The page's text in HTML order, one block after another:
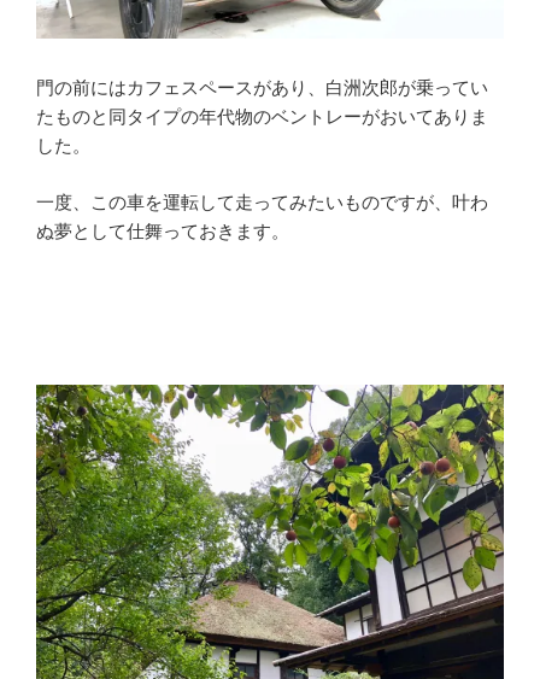
門の前にはカフェスペースがあり、白洲次郎が乗ってい
たものと同タイプの年代物のベントレーがおいてありま
した。
一度、この車を運転して走ってみたいものですが、叶わ
ぬ夢として仕舞っておきます。